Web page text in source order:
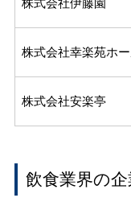
株式会社伊藤園
株式会社幸楽苑ホ
株式会社安楽亭
飲食業界の